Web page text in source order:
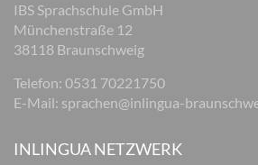
IBS Sprachschule GmbH
Münchenstraße 12
38118 Braunschweig
Telefon: 0531 70221750
E-Mail: sprachen@inlingua-
INLINGUA NETZWERK